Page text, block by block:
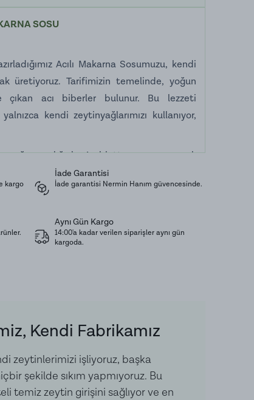
SOSU
Acılı Makarna Sosumuzu, kendi
üretiyoruz. Tarifimizin temelinde, yoğun
çıkan acı biberler bulunur. Bu lezzeti
kendi zeytinyağlarımızı kullanıyor,
acılığıyla Arabiatta sosumuz; acılı
tam anlamıyla keyif veren, gerçek bir
ve nemsiz ortamda ağzı kapalı olarak
sonra soğukta muhafaza edilmelidir.
kargo
İade Garantisi
İade garantisi Nermin Hanım güvencesinde.
Aynı Gün Kargo
14:00'a kadar verilen siparişler aynı gün
kargoda.
Kendi Fabrikamız
zeytinlerimizi işliyoruz, başka
şekilde sıkım yapmıyoruz. Bu
temiz zeytin girişini sağlıyor ve en